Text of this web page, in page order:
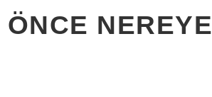
NEREYE